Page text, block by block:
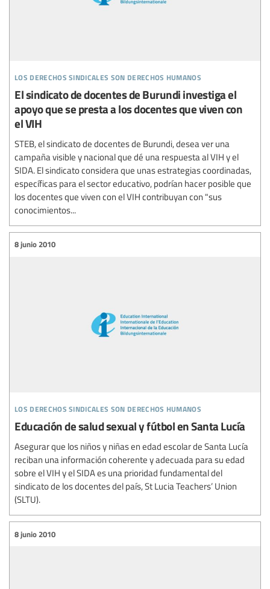
los derechos sindicales son derechos humanos
El sindicato de docentes de Burundi investiga el
apoyo que se presta a los docentes que viven con
el VIH
STEB, el sindicato de docentes de Burundi, desea ver una
campaña visible y nacional que dé una respuesta al VIH y el
SIDA. El sindicato considera que unas estrategias coordinadas,
específicas para el sector educativo, podrían hacer posible que
los docentes que viven con el VIH contribuyan con "sus
conocimientos...
los derechos sindicales son derechos humanos
8 junio 2010
Educación de salud sexual y fútbol en Santa Lucía
Asegurar que los niños y niñas en edad escolar de Santa Lucía
reciban una información coherente y adecuada para su edad
sobre el VIH y el SIDA es una prioridad fundamental del
sindicato de los docentes del país, St Lucia Teachers’ Union
(SLTU).
8 junio 2010